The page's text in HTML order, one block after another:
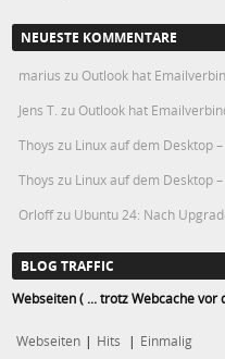
NEUESTE KOMMENTARE
marius zu Outlook hat
Jens T. zu Outlook hat
Thoys zu Linux auf dem Desktop
Thoys zu Linux auf dem Desktop
Orloffzu Ubuntu 24: Nach
BLOG TRAFFIC
Webseiten ( ... trotz Webcache vor
Webseiten | Hits | Einmalig